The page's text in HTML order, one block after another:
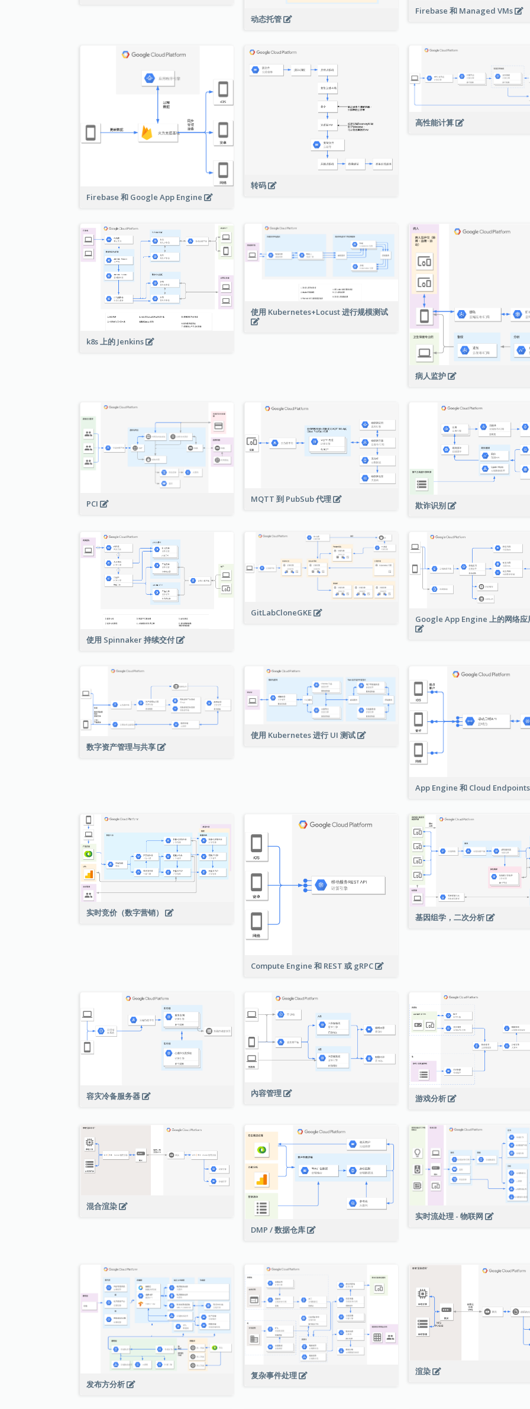
动态托管
Firebase 和 Managed VMs
Firebase 和 Google App Engine
转码
高性能计算
k8s 上的 Jenkins
使用 Kubernetes+Locust 进行规模测试
病人监护
PCI MQTT 到 PubSub 代理
欺诈识别
使用 Spinnaker 持续交付
GitLabCloneGKE
Google App Engine 上的网络
数字资产管理与共享
使用 Kubernetes 进行 UI 测试
App Engine 和 Cloud
实时竞价（数字营销）
Compute Engine 和 REST 或 gRPC
基因组学，二次分析
容灾冷备服务器 內容管理
游戏分析
混合渲染
DMP / 数据仓库
实时流处理 - 物联网
发布方分析
复杂事件处理 渲染